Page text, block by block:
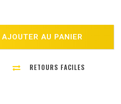
AJOUTER AU PANIER
RETOURS FACILES